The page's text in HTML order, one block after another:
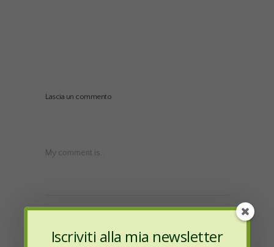
Lascia un commento
My comment is..
Iscriviti alla mia newsletter